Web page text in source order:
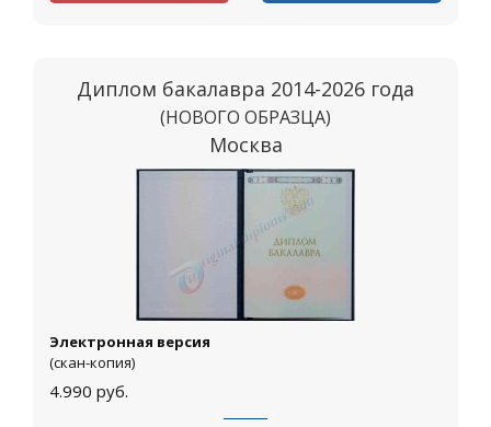
Диплом бакалавра 2014-2026 года
(НОВОГО ОБРАЗЦА)
Москва
Электронная версия
(скан-копия)
4.990 руб.